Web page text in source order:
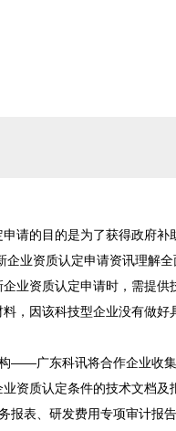
申请的目的是为了获得政府
业资质认定申请资讯理解
企业资质认定申请时，需提
，因该科技型企业没有做好
——广东科讯将合作企业收
资质认定条件的技术文档及
报表、研发费用专项审计报